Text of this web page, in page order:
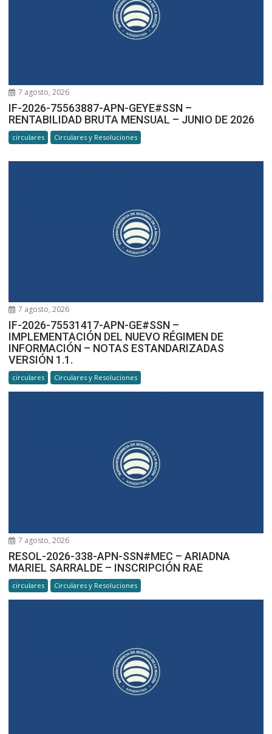
7 agosto, 2026
IF-2026-75563887-APN-GEYE#SSN –
RENTABILIDAD BRUTA MENSUAL – JUNIO DE 2026
circulares Circulares y Resoluciones
7 agosto, 2026
IF-2026-75531417-APN-GE#SSN –
IMPLEMENTACIÓN DEL NUEVO RÉGIMEN DE
INFORMACIÓN – NOTAS ESTANDARIZADAS
VERSIÓN 1.1.
circulares Circulares y Resoluciones
7 agosto, 2026
RESOL-2026-338-APN-SSN#MEC – ARIADNA
MARIEL SARRALDE – INSCRIPCIÓN RAE
circulares Circulares y Resoluciones